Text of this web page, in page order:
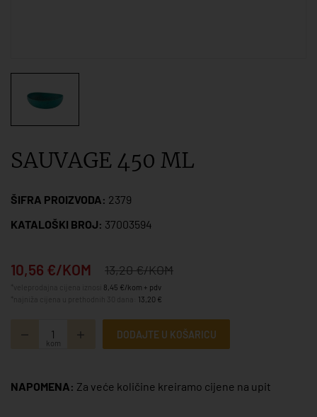
SAUVAGE 450 ML
ŠIFRA PROIZVODA: 2379
KATALOŠKI BROJ: 37003594
10,56 €/KOM 13,20 €/KOM
8,45 €/kom + pdv
13,20 €
kom
DODAJTE U KOŠARICU
NAPOMENA: Za veće količine kreiramo cijene na upit